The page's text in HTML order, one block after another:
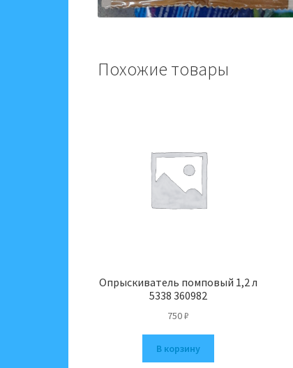
Похожие товары
Опрыскиватель помповый 1,2 л
5338 360982
750₽
В корзину